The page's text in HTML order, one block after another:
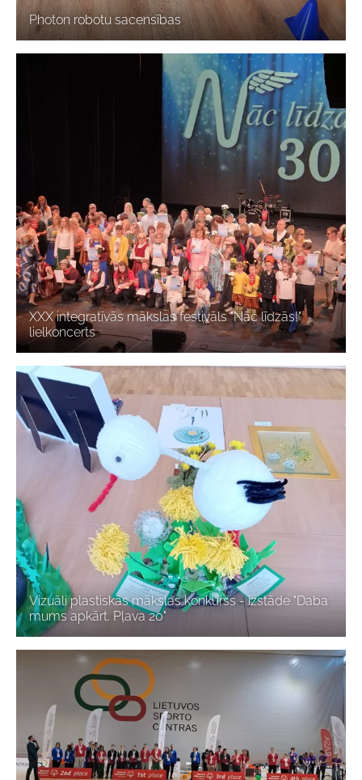
Photon robotu sacensības
XXX integratīvās mākslas festivāls "Nāc līdzās!"
lielkoncerts
Vizuāli plastiskās mākslas konkurss - izstāde "Daba
mums apkārt. Pļava 20"